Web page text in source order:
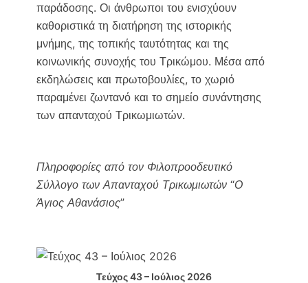
παράδοσης. Οι άνθρωποι του ενισχύουν
καθοριστικά τη διατήρηση της ιστορικής
μνήμης, της τοπικής ταυτότητας και της
κοινωνικής συνοχής του Τρικώμου. Μέσα από
εκδηλώσεις και πρωτοβουλίες, το χωριό
παραμένει ζωντανό και το σημείο συνάντησης
των απανταχού Τρικωμιωτών.
Πληροφορίες από τον Φιλοπροοδευτικό
Σύλλογο των Απανταχού Τρικωμιωτών “Ο
Άγιος Αθανάσιος”
Τεύχος 43 – Ιούλιος 2026